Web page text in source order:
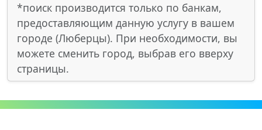
*поиск производится только по банкам,
предоставляющим данную услугу в вашем
городе (Люберцы). При необходимости, вы
можете сменить город, выбрав его вверху
страницы.